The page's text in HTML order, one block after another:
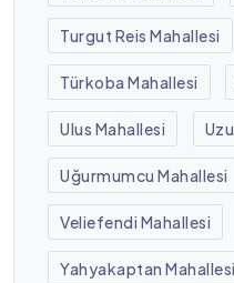
Turgut Reis Mahallesi
Türkoba Mahallesi
Ulus Mahallesi
Uğurmumcu Mahallesi
Veliefendi Mahallesi
Yahyakaptan Mahallesi